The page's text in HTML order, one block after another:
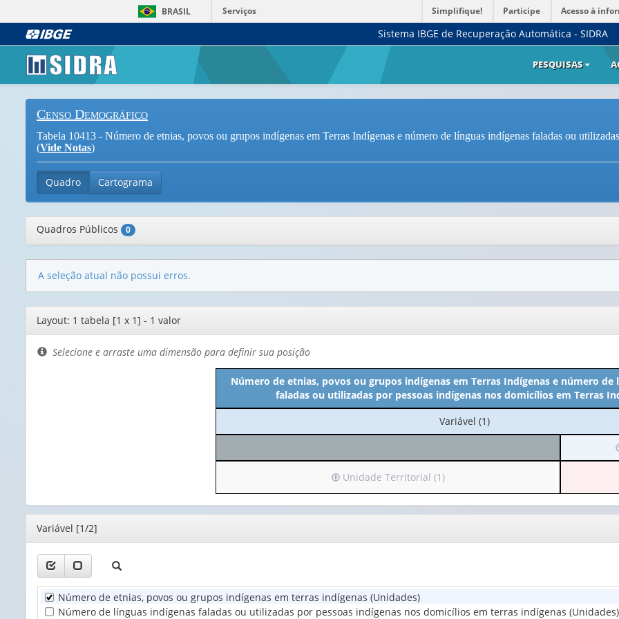
BRASIL Serviços Simplifique! Participe Acesso à
Sistema IBGE de Recuperação Automática - SIDRA
PESQUISAS
Censo Demográfico
Tabela 10413 - Número de etnias, povos ou grupos indígenas em Terras Indígenas e número de línguas indígenas faladas ou
(Vide Notas)
Quadro Cartograma
Quadros Públicos 0
A seleção atual não possui erros.
Editor
de
layout
Layout: 1 tabela [1 x 1] - 1 valor
Selecione e arraste uma dimensão para definir sua posição
Número de etnias, povos ou grupos indígenas em Terras Indígenas e número de
faladas ou utilizadas por pessoas indígenas nos domicílios em Terras
No
cabeçalho:
(1)
Variável (1)
Irá
para
o
cabeçalho
apenas
Unidade
Territorial
Unidade Territorial (1)
Editor
Variável [1/2]
Número de etnias, povos ou grupos indígenas em terras indígenas (Unidades)
Número de línguas indígenas faladas ou utilizadas por pessoas indígenas nos domicílios em terras indígenas (Unidades)